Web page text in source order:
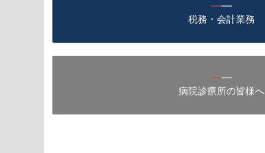
━━
税務・会計業務
━━
病院診療所の皆様へ